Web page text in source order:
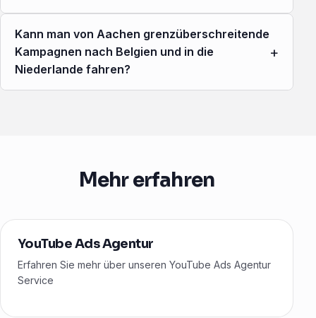
Kann man von Aachen grenzüberschreitende
Kampagnen nach Belgien und in die
Niederlande fahren?
+
Mehr erfahren
YouTube Ads Agentur
Erfahren Sie mehr über unseren YouTube Ads Agentur
Service